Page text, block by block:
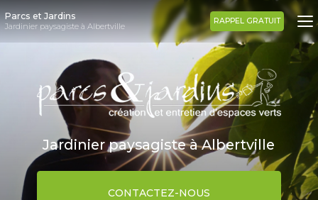
Aller
au
contenu
principal
Parcs et Jardins
Jardinier paysagiste à Albertville
RAPPEL GRATUIT
Jardinier paysagiste à Albertville
CONTACTEZ-NOUS